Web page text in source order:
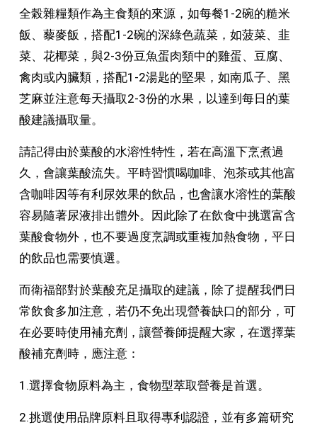
全榖雜糧類作為主食類的來源，如每餐1-2碗的糙米
飯、藜麥飯，搭配1-2碗的深綠色蔬菜，如菠菜、韭
菜、花椰菜，與2-3份豆魚蛋肉類中的雞蛋、豆腐、
禽肉或內臟類，搭配1-2湯匙的堅果，如南瓜子、黑
芝麻並注意每天攝取2-3份的水果，以達到每日的葉
酸建議攝取量。
請記得由於葉酸的水溶性特性，若在高溫下烹煮過
久，會讓葉酸流失。平時習慣喝咖啡、泡茶或其他富
含咖啡因等有利尿效果的飲品，也會讓水溶性的葉酸
容易隨著尿液排出體外。因此除了在飲食中挑選富含
葉酸食物外，也不要過度烹調或重複加熱食物，平日
的飲品也需要慎選。
而衛福部對於葉酸充足攝取的建議，除了提醒我們日
常飲食多加注意，若仍不免出現營養缺口的部分，可
在必要時使用補充劑，讓營養師提醒大家，在選擇葉
酸補充劑時，應注意：
1.選擇食物原料為主，食物型萃取營養是首選。
2.挑選使用品牌原料且取得專利認證，並有多篇研究